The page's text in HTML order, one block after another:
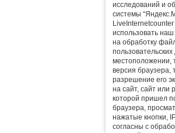
исследований и
системы
использовать
на обработку
местоположении,
версия браузера,
разрешение его
на сайт, сайт или
которой пришел
браузера,
нажатые кнопки,
согласны с